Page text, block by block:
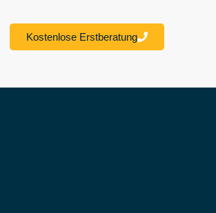
Kostenlose Erstberatung